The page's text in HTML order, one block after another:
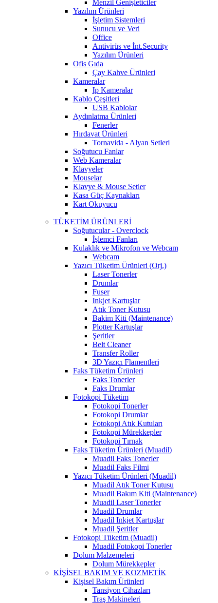
Menzil Genişleticiler
Yazılım Ürünleri
İşletim Sistemleri
Sunucu ve Veri
Office
Antivirüs ve İnt.Security
Yazılım Ürünleri
Ofis Gıda
Çay Kahve Ürünleri
Kameralar
Ip Kameralar
Kablo Çeşitleri
USB Kablolar
Aydınlatma Ürünleri
Fenerler
Hırdavat Ürünleri
Tornavida - Alyan Setleri
Soğutucu Fanlar
Web Kameralar
Klavyeler
Mouselar
Klavye & Mouse Setler
Kasa Güç Kaynakları
Kart Okuyucu
TÜKETİM ÜRÜNLERİ
Soğutucular - Overclock
İşlemci Fanları
Kulaklık ve Mikrofon ve Webcam
Webcam
Yazıcı Tüketim Ürünleri (Orj.)
Laser Tonerler
Drumlar
Fuser
Inkjet Kartuşlar
Atık Toner Kutusu
Bakim Kiti (Maintenance)
Plotter Kartuşlar
Şeritler
Belt Cleaner
Transfer Roller
3D Yazıcı Flamentleri
Faks Tüketim Ürünleri
Faks Tonerler
Faks Drumlar
Fotokopi Tüketim
Fotokopi Tonerler
Fotokopi Drumlar
Fotokopi Atık Kutuları
Fotokopi Mürekkepler
Fotokopi Tırnak
Faks Tüketim Ürünleri (Muadil)
Muadil Faks Tonerler
Muadil Faks Filmi
Yazıcı Tüketim Ürünleri (Muadil)
Muadil Atık Toner Kutusu
Muadil Bakım Kiti (Maintenance)
Muadil Laser Tonerler
Muadil Drumlar
Muadil Inkjet Kartuşlar
Muadil Şeritler
Fotokopi Tüketim (Muadil)
Muadil Fotokopi Tonerler
Dolum Malzemeleri
Dolum Mürekkepler
KİŞİSEL BAKIM VE KOZMETİK
Kişisel Bakım Ürünleri
Tansiyon Cihazları
Traş Makineleri